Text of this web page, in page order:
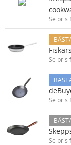
Se pris
Se pris
Se pris
Se pris